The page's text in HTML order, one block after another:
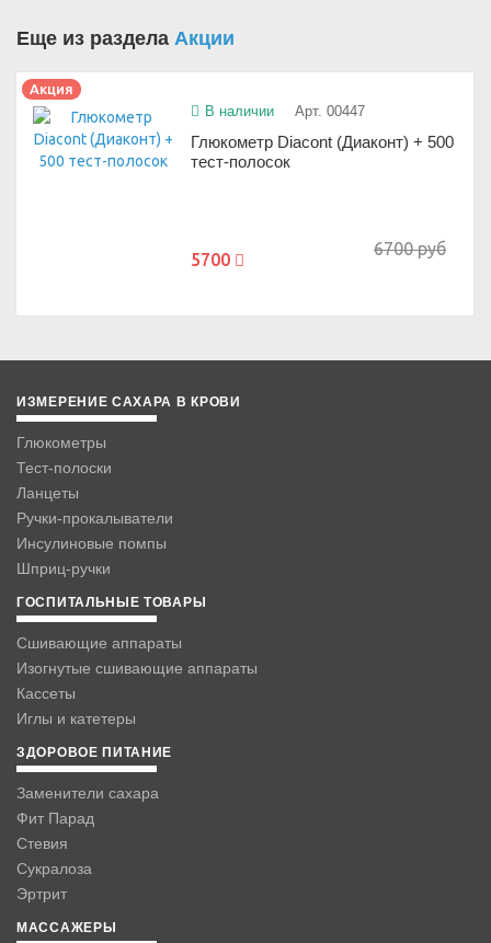
Еще из раздела Акции
Акция
В наличии Арт. 00447
Глюкометр Diacont (Диаконт) + 500
тест-полосок
6700 руб
5700
ИЗМЕРЕНИЕ САХАРА В КРОВИ
Глюкометры
Тест-полоски
Ланцеты
Ручки-прокалыватели
Инсулиновые помпы
Шприц-ручки
ГОСПИТАЛЬНЫЕ ТОВАРЫ
Сшивающие аппараты
Изогнутые сшивающие аппараты
Кассеты
Иглы и катетеры
ЗДОРОВОЕ ПИТАНИЕ
Заменители сахара
Фит Парад
Стевия
Сукралоза
Эртрит
МАССАЖЕРЫ